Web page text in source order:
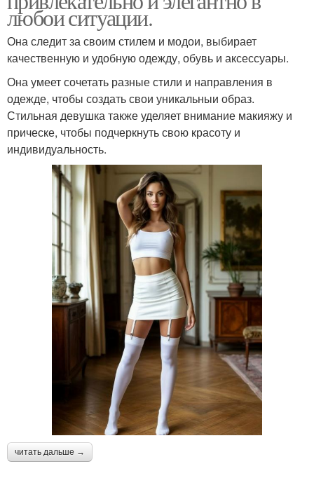
любои ситуации.
Она следит за своим стилем и модои, выбирает
качественную и удобную одежду, обувь и аксессуары.
Она умеет сочетать разные стили и направления в
одежде, чтобы создать свои уникальныи образ.
Стильная девушка также уделяет внимание макияжу и
прическе, чтобы подчеркнуть свою красоту и
индивидуальность.
читать дальше →